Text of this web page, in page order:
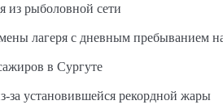
из рыболовной сети
лагеря с дневным пребыванием
в Сургуте
установившейся рекордной жары